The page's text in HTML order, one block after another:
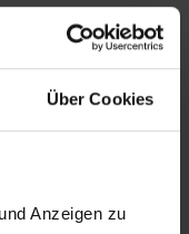
Über Cookies
Anzeigen zu